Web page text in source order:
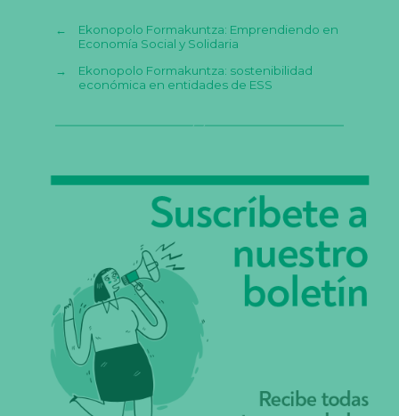
←
Ekonopolo Formakuntza: Emprendiendo en
Economía Social y Solidaria
→
Ekonopolo Formakuntza: sostenibilidad
económica en entidades de ESS